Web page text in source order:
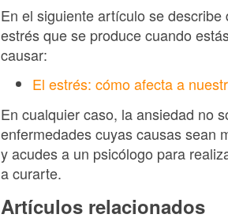
En el siguiente artículo se
estrés que se produce cuando
causar:
El estrés: cómo afecta a
En cualquier caso, la ansiedad no
enfermedades cuyas causas sean
y acudes a un psicólogo para
a curarte.
Artículos relacionados